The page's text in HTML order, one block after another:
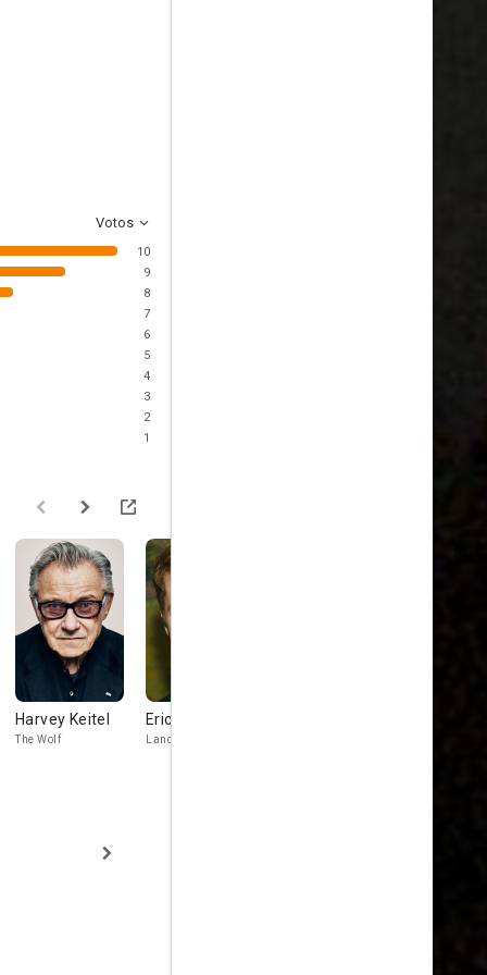
Votos
10
9
8
7
6
5
4
3
2
1
Harvey Keitel
The Wolf
Eric Stoltz
Lance